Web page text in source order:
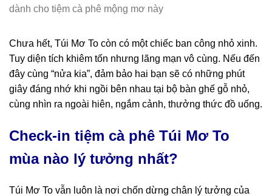
dành cho tiệm cà phê mộng mơ này
Chưa hết, Túi Mơ To còn có một chiếc ban công nhỏ xinh.
Tuy diện tích khiêm tốn nhưng lãng mạn vô cùng. Nếu đến
đây cùng “nửa kia”, đảm bảo hai bạn sẽ có những phút
giây đáng nhớ khi ngồi bên nhau tại bộ bàn ghế gỗ nhỏ,
cùng nhìn ra ngoài hiên, ngắm cảnh, thưởng thức đồ uống.
Check-in tiệm cà phê Túi Mơ To
mùa nào lý tưởng nhất?
Túi Mơ To vẫn luôn là nơi chốn dừng chân lý tưởng của